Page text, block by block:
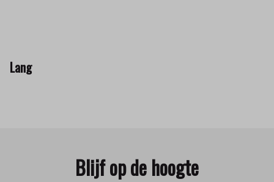
Lang
Blijf op de hoogte